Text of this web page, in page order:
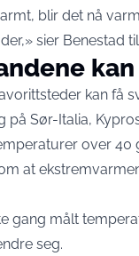
blir det nå
sier Benestad til
kan få
på Sør-Italia,
over 40
at
gang målt
seg.